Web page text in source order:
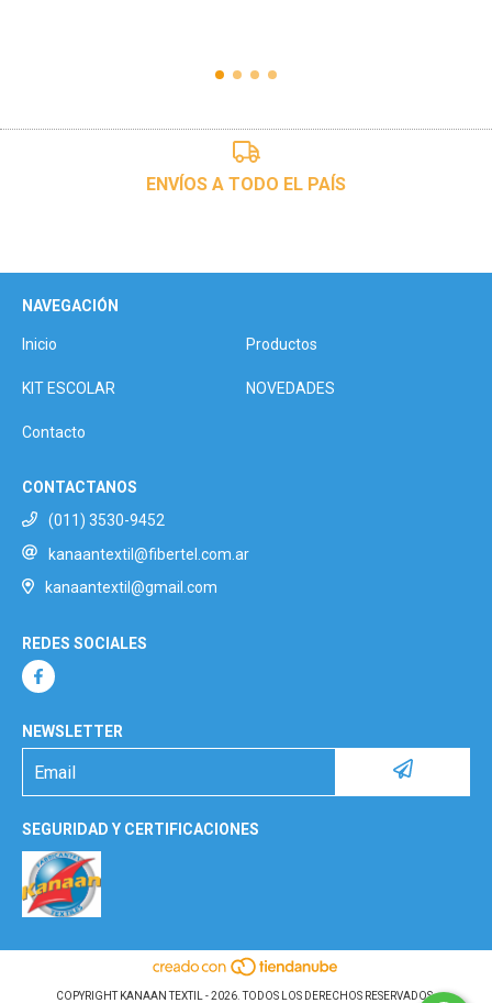
ENVÍOS A TODO EL PAÍS
NAVEGACIÓN
Inicio Productos
KIT ESCOLAR NOVEDADES
Contacto
CONTACTANOS
(011) 3530-9452
kanaantextil@fibertel.com.ar
kanaantextil@gmail.com
REDES SOCIALES
NEWSLETTER
SEGURIDAD Y CERTIFICACIONES
COPYRIGHT KANAAN TEXTIL - 2026. TODOS LOS DERECHOS RESERVADOS.